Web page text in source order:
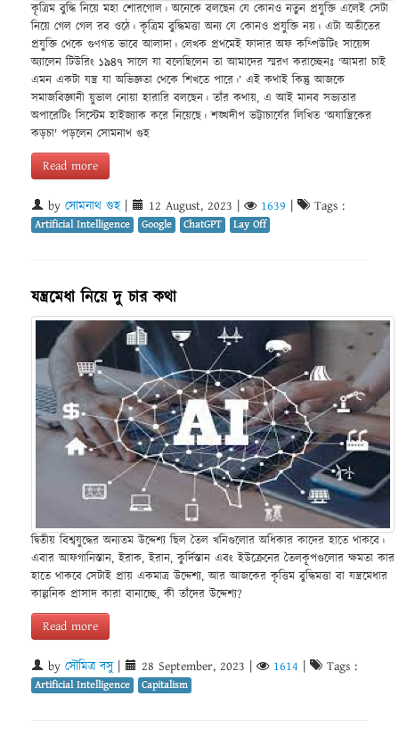
কৃত্রিম বুদ্ধি নিয়ে মহা শোরগোল। অনেকে বলছেন যে কোনও নতুন প্রযুক্তি এলেই সেটা
নিয়ে গেল গেল রব ওঠে। কৃত্রিম বুদ্ধিমত্তা অন্য যে কোনও প্রযুক্তি নয়। এটা অতীতের
প্রযুক্তি থেকে গুণগত ভাবে আলাদা। লেখক প্রথমেই ফাদার অফ কম্পিউটিং সায়েন্স
অ্যালেন টিউরিং ১৯৪৭ সালে যা বলেছিলেন তা আমাদের স্মরণ করাচ্ছেনঃ ‘আমরা চাই
এমন একটা যন্ত্র যা অভিজ্ঞতা থেকে শিখতে পারে।’ এই কথাই কিন্তু আজকে
সমাজবিজ্ঞানী য়ুভাল নোয়া হারারি বলছেন। তাঁর কথায়, এ আই মানব সভ্যতার
অপারেটিং সিস্টেম হাইজ্যাক করে নিয়েছে। শঙ্খদীপ ভট্টাচার্যের লিখিত ‘অযান্ত্রিকের
কড়চা' পড়লেন সোমনাথ গুহ
Read more
by সোমনাথ গুহ| 12 August, 2023 1639 Tags :
Artificial Intelligence Google ChatGPT Lay Off
যন্ত্রমেধা নিয়ে দু চার কথা
দ্বিতীয় বিশ্বযুদ্ধের অন্যতম উদ্দেশ্য ছিল তৈল খনিগুলোর অধিকার কাদের হাতে থাকবে।
এবার আফগানিস্তান, ইরাক, ইরান, কুর্দিস্তান এবং ইউক্রেনের তৈলকূপগুলোর ক্ষমতা কার
হাতে থাকবে সেটাই প্রায় একমাত্র উদ্দেশ্য, আর আজকের কৃত্তিম বুদ্ধিমত্তা বা যন্ত্রমেধার
কাল্পনিক প্রাসাদ কারা বানাচ্ছে, কী তাঁদের উদ্দেশ্য?
Read more
by সৌমিত্র বসু| 28 September, 2023 1614 Tags :
Artificial Intelligence Capitalism